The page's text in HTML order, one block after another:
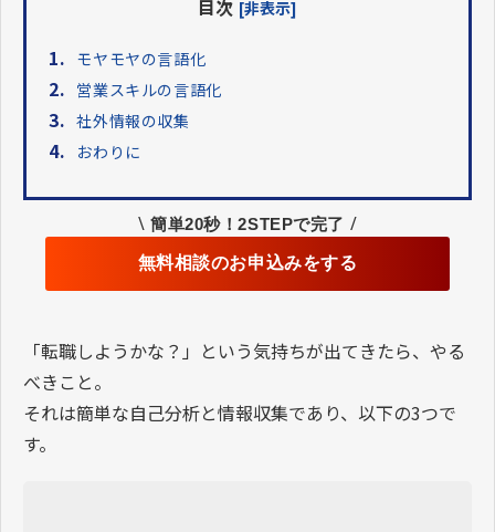
目次 [非表示]
1. モヤモヤの言語化
2. 営業スキルの言語化
3. 社外情報の収集
4. おわりに
\ 簡単20秒！2STEPで完了 /
無料相談のお申込みをする
「転職しようかな？」という気持ちが出てきたら、やる
べきこと。
それは簡単な自己分析と情報収集であり、以下の3つで
す。